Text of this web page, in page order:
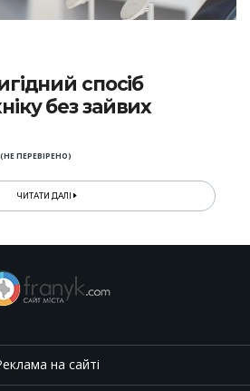
спосіб
без зайвих
ПЕРЕВІРЕНО)
ЧИТАТИ ДАЛІ
на сайті